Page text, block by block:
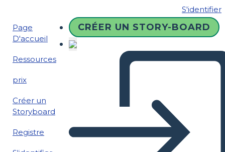
S'identifier
Page
D'accueil
Ressources
prix
Créer un
Storyboard
Registre
CRÉER UN STORY-BOARD